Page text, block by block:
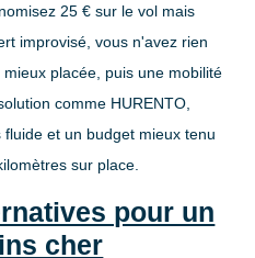
25 € sur le vol mais
improvisé, vous n'avez rien
placée, puis une mobilité
comme HURENTO,
et un budget mieux tenu
sur place.
pour un
cher